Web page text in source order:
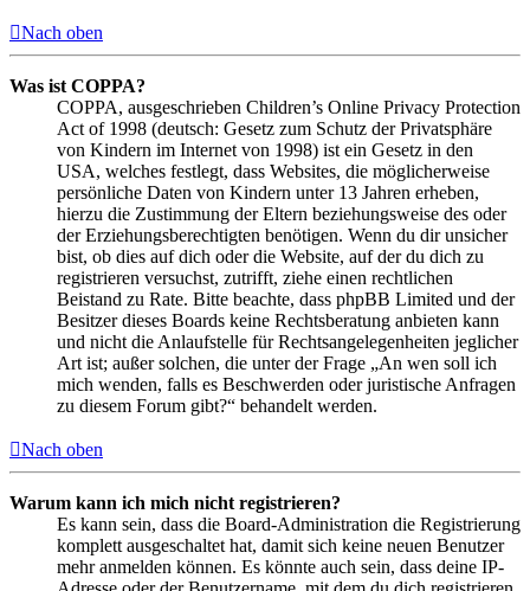
Nach oben
Was ist COPPA?
COPPA, ausgeschrieben Children’s Online Privacy Protection
Act of 1998 (deutsch: Gesetz zum Schutz der Privatsphäre
von Kindern im Internet von 1998) ist ein Gesetz in den
USA, welches festlegt, dass Websites, die möglicherweise
persönliche Daten von Kindern unter 13 Jahren erheben,
hierzu die Zustimmung der Eltern beziehungsweise des oder
der Erziehungsberechtigten benötigen. Wenn du dir unsicher
bist, ob dies auf dich oder die Website, auf der du dich zu
registrieren versuchst, zutrifft, ziehe einen rechtlichen
Beistand zu Rate. Bitte beachte, dass phpBB Limited und der
Besitzer dieses Boards keine Rechtsberatung anbieten kann
und nicht die Anlaufstelle für Rechtsangelegenheiten jeglicher
Art ist; außer solchen, die unter der Frage „An wen soll ich
mich wenden, falls es Beschwerden oder juristische Anfragen
zu diesem Forum gibt?“ behandelt werden.
Nach oben
Warum kann ich mich nicht registrieren?
Es kann sein, dass die Board-Administration die Registrierung
komplett ausgeschaltet hat, damit sich keine neuen Benutzer
mehr anmelden können. Es könnte auch sein, dass deine IP-